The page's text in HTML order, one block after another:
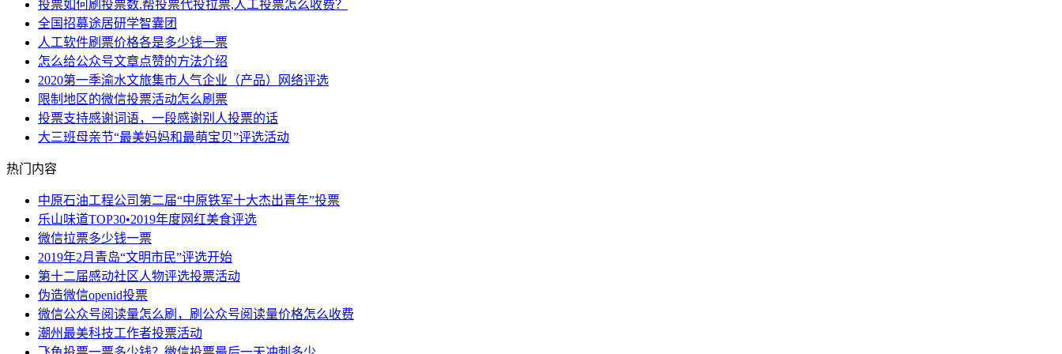
投票如何刷投票数.帮投票代投拉票,人工投票怎么收费？
全国招募途居研学智囊团
人工软件刷票价格各是多少钱一票
怎么给公众号文章点赞的方法介绍
2020第一季渝水文旅集市人气企业（产品）网络评选
限制地区的微信投票活动怎么刷票
投票支持感谢词语，一段感谢别人投票的话
大三班母亲节“最美妈妈和最萌宝贝”评选活动
热门内容
中原石油工程公司第二届“中原铁军十大杰出青年”投票
乐山味道TOP30•2019年度网红美食评选
微信拉票多少钱一票
2019年2月青岛“文明市民”评选开始
第十二届感动社区人物评选投票活动
伪造微信openid投票
微信公众号阅读量怎么刷，刷公众号阅读量价格怎么收费
潮州最美科技工作者投票活动